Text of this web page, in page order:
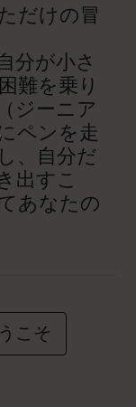
だけの冒
分が小さ
難を乗り
ジーニア
ペンを走
、自分だ
出すこ
あなたの
こそ